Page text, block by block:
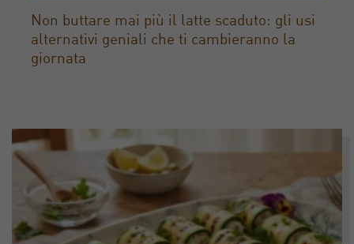
Non buttare mai più il latte scaduto: gli usi
alternativi geniali che ti cambieranno la
giornata